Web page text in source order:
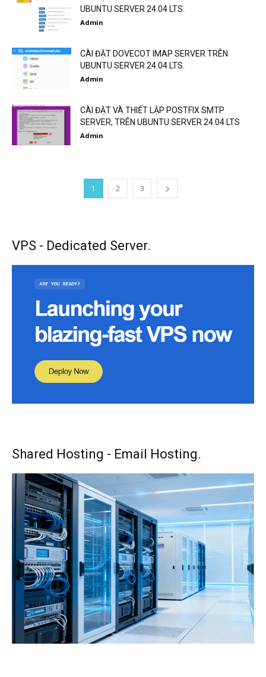
UBUNTU SERVER 24.04 LTS.
Admin
CÀI ĐẶT DOVECOT IMAP SERVER TRÊN
UBUNTU SERVER 24.04 LTS.
Admin
CÀI ĐẶT VÀ THIẾT LẬP POSTFIX SMTP
SERVER, TRÊN UBUNTU SERVER 24.04 LTS
Admin
1 2 3
VPS - Dedicated Server.
Shared Hosting - Email Hosting.